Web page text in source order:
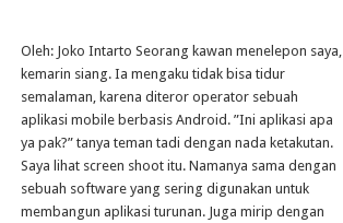
Oleh: Joko Intarto Seorang kawan menelepon saya,
kemarin siang. Ia mengaku tidak bisa tidur
semalaman, karena diteror operator sebuah
aplikasi mobile berbasis Android. ”Ini aplikasi apa
ya pak?” tanya teman tadi dengan nada ketakutan.
Saya lihat screen shoot itu. Namanya sama dengan
sebuah software yang sering digunakan untuk
membangun aplikasi turunan. Juga mirip dengan